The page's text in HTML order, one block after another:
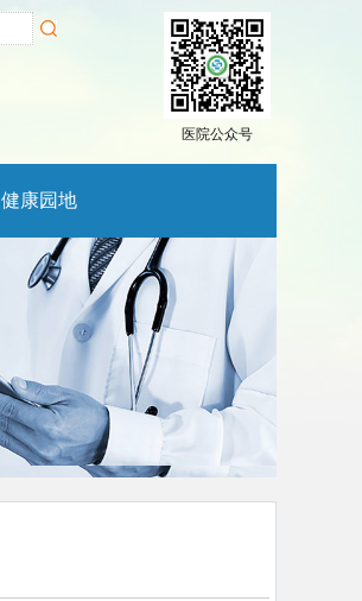
医院公众号
健康园地